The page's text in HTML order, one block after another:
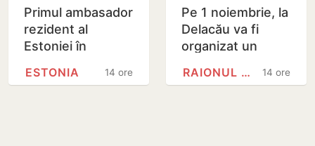
Primul ambasador
rezident al
Estoniei în
Moldova și-a
14 ore
ESTONIA
Pe 1 noiembrie, la
Delacău va fi
organizat un
privind
14 ore
RAIONUL ANENII NOI